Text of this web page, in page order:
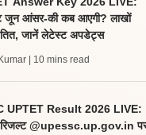
जून आंसर-की कब आएगी? लाखों
जानें लेटेस्ट अपडेट्स
| 10 mins read
UPTET Result 2026 LIVE:
रिजल्ट @upessc.up.gov.in